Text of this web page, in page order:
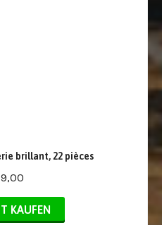
brillant, 22 pièces
KAUFEN